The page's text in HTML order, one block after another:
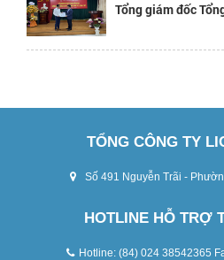
Tổng giám đốc
TỔNG CÔNG TY
Số 491 Nguyễn Trãi -
HOTLINE HỖ TRỢ
Hotline: (84) 024 38542365